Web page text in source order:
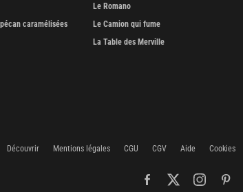
caramélisées
Le Romano
Le Camion qui fume
La Table des Merville
Découvrir Mentions légales CGU CGV Aide Cookies